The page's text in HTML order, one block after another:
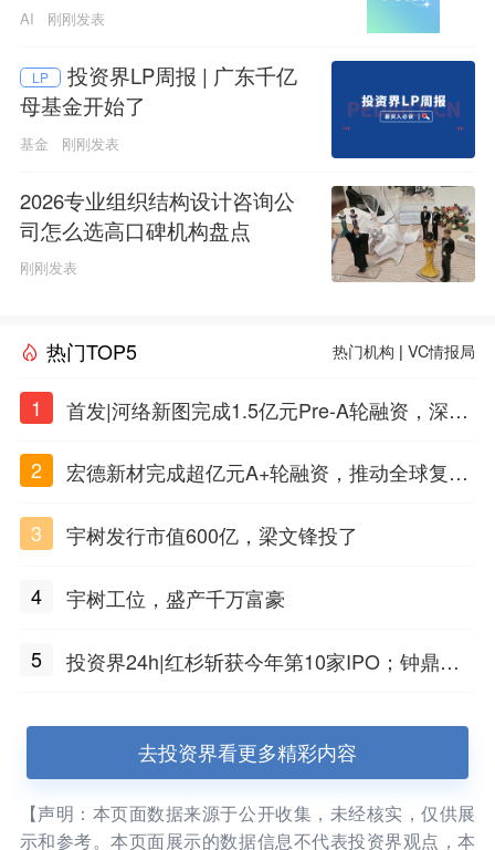
AI 刚刚发表
LP
投资界LP周报 | 广东千亿
母基金开始了
基金 刚刚发表
2026专业组织结构设计咨询公
司怎么选高口碑机构盘点
刚刚发表
热门TOP5 热门机构 |VC情报局
1
首发|河络新图完成1.5亿元Pre-A轮融资，深耕i
2
宏德新材完成超亿元A+轮融资，推动全球复合
3
宇树发行市值600亿，梁文锋投了
4 宇树工位，盛产千万富豪
5
投资界24h|红杉斩获今年第10家IPO；钟鼎投
水
去投资界看更多精彩内容
【声明：本页面数据来源于公开收集，未经核实，仅供展
示和参考。本页面展示的数据信息不代表投资界观点，本